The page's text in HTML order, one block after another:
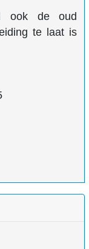
ook de oud
te laat is